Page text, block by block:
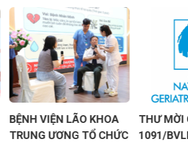
KHOA
TỔ CHỨC
THƯ MỜI CHÀO GIÁ SỐ
1091/BVLKTW-P.CNTT